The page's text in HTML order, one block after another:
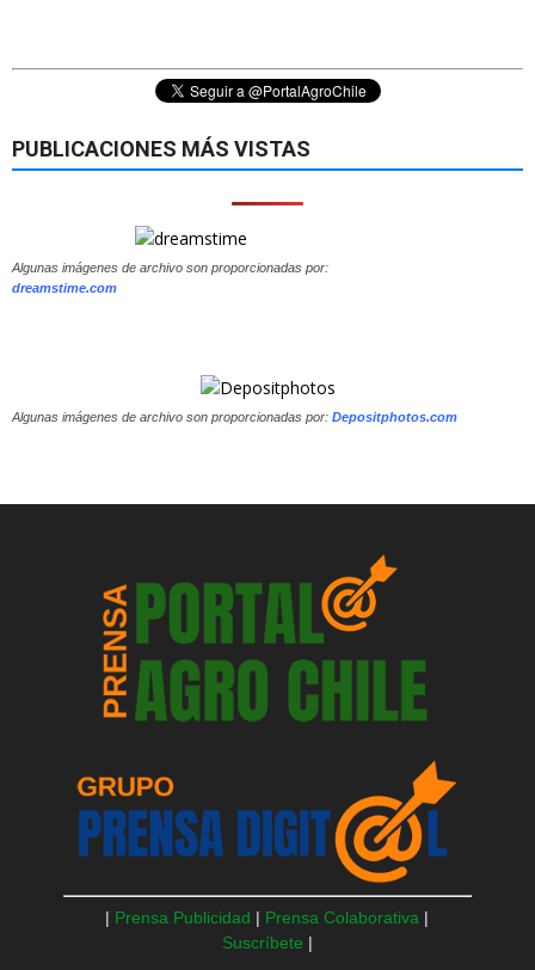
PUBLICACIONES MÁS VISTAS
Algunas imágenes de archivo son proporcionadas por:
dreamstime.com
Algunas imágenes de archivo son proporcionadas por: Depositphotos.com
| Prensa Publicidad | Prensa Colaborativa |
Suscríbete |